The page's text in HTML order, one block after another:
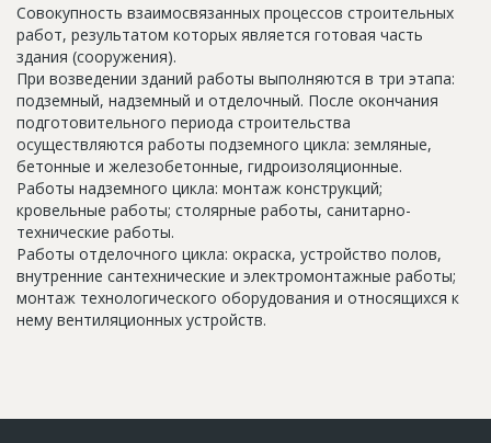
Совокупность взаимосвязанных процессов строительных
работ, результатом которых является готовая часть
здания (сооружения).
При возведении зданий работы выполняются в три этапа:
подземный, надземный и отделочный. После окончания
подготовительного периода строительства
осуществляются работы подземного цикла: земляные,
бетонные и железобетонные, гидроизоляционные.
Работы надземного цикла: монтаж конструкций;
кровельные работы; столярные работы, санитарно-
технические работы.
Работы отделочного цикла: окраска, устройство полов,
внутренние сантехнические и электромонтажные работы;
монтаж технологического оборудования и относящихся к
нему вентиляционных устройств.